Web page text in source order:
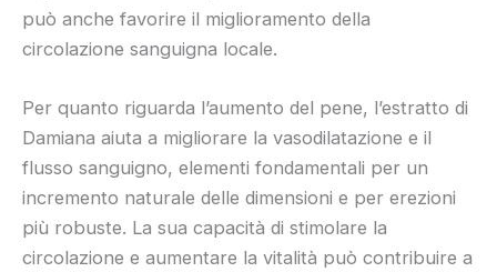
può anche favorire il miglioramento della
circolazione sanguigna locale.
Per quanto riguarda l’aumento del pene, l’estratto di
Damiana aiuta a migliorare la vasodilatazione e il
flusso sanguigno, elementi fondamentali per un
incremento naturale delle dimensioni e per erezioni
più robuste. La sua capacità di stimolare la
circolazione e aumentare la vitalità può contribuire a